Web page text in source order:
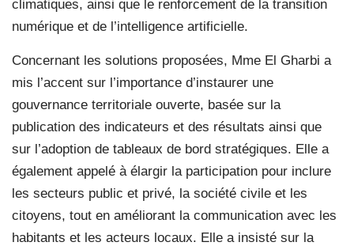
climatiques, ainsi que le renforcement de la transition
numérique et de l’intelligence artificielle.
Concernant les solutions proposées, Mme El Gharbi a
mis l’accent sur l’importance d’instaurer une
gouvernance territoriale ouverte, basée sur la
publication des indicateurs et des résultats ainsi que
sur l’adoption de tableaux de bord stratégiques. Elle a
également appelé à élargir la participation pour inclure
les secteurs public et privé, la société civile et les
citoyens, tout en améliorant la communication avec les
habitants et les acteurs locaux. Elle a insisté sur la